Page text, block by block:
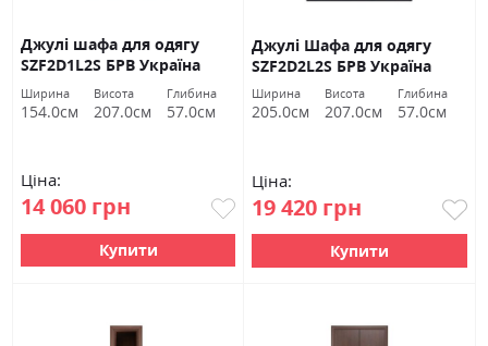
Джулі шафа для одягу
SZF2D1L2S БРВ Україна
Ширина
154.0см
Висота
207.0см
Глибина
57.0см
Ціна:
14 060 грн
Купити
Джулі Шафа для одягу
SZF2D2L2S БРВ Україна
Ширина
205.0см
Висота
207.0см
Глибина
57.0см
Ціна:
19 420 грн
Купити